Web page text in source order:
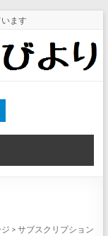
ます
>サブスクリプション